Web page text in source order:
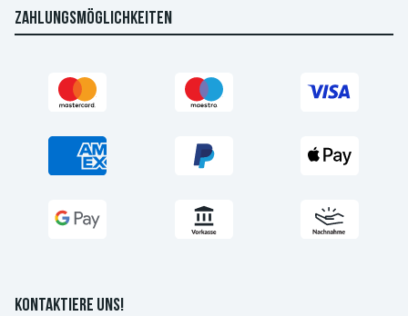
ZAHLUNGSMÖGLICHKEITEN
KONTAKTIERE UNS!